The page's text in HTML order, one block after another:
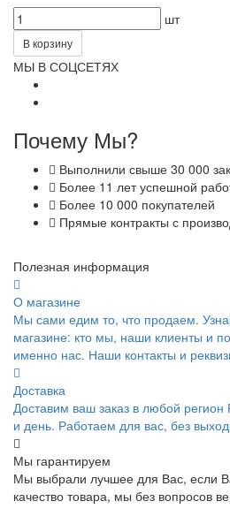
шт
В корзину
МЫ В СОЦСЕТЯХ
Почему Мы?
Выполнили свыше 30 000
Более 11 лет успешной
Более 10 000 покупателей
Прямые контракты с
Полезная информация
О магазине
Мы сами едим то, что продаем.
магазине: кто мы, наши клиенты и
именно нас. Наши контакты и
Доставка
Доставим ваш заказ в любой
и день. Работаем для вас, без
Мы гарантируем
Мы выбрали лучшее для Вас, если
качество товара, мы без вопросов